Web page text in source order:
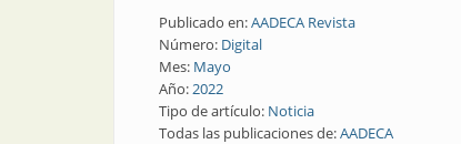
Publicado en:AADECA Revista
Número: Digital
Mes: Mayo
Año:2022
Tipo de artículo: Noticia
Todas las publicaciones de:AADECA